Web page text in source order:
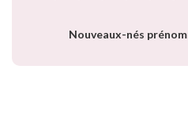
Nouveaux-nés